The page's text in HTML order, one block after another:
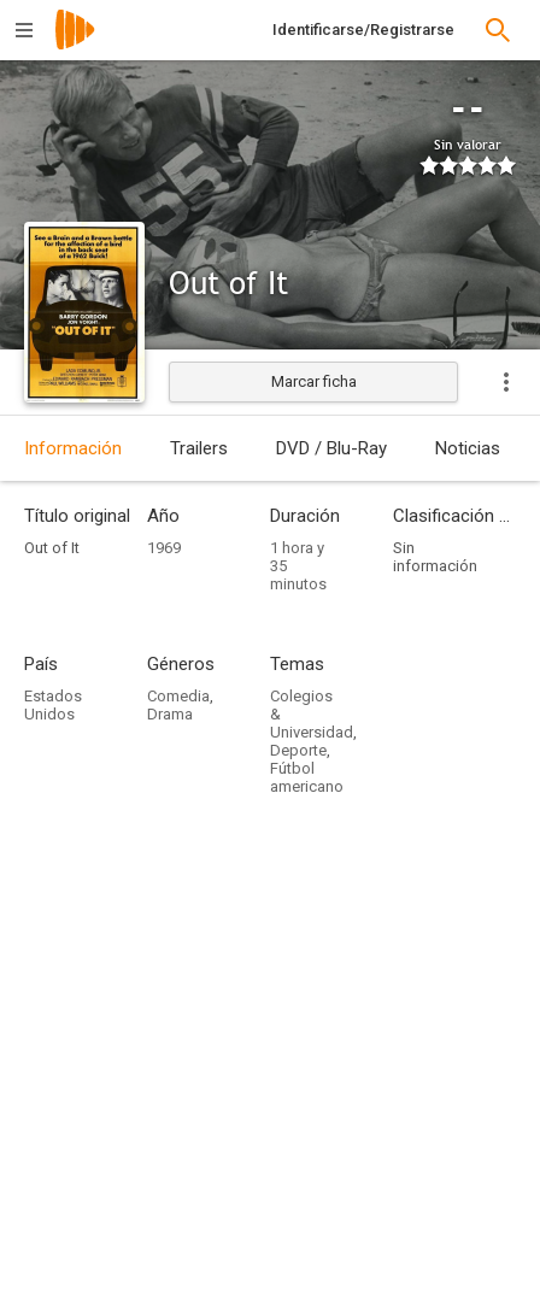
Identificarse/Registrarse
--
Sin valorar
Out of It
Estrenada
Marcar ficha
Información Trailers DVD / Blu-Ray Noticias
Título original
Out of It
Año
1969
Duración
1 hora y
35
minutos
Clasificación por edades
Sin
información
País
Estados
Unidos
Géneros
Comedia,
Drama
Temas
Colegios
&
Universidad,
Deporte,
Fútbol
americano